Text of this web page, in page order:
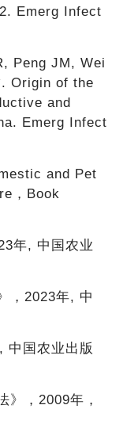
Emerg Infect
Peng JM, Wei
Origin of the
and
Emerg Infect
and Pet
，Book
年, 中国农业
，2023年, 中
, 中国农业出版
》，2009年 ，